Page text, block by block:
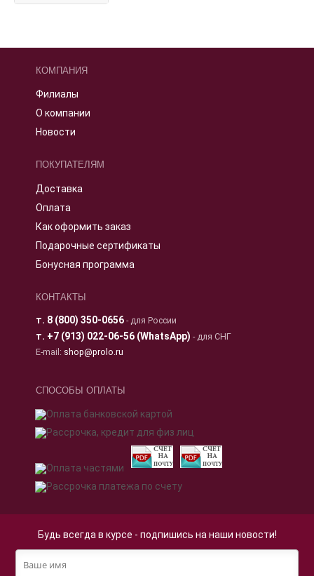
КОМПАНИЯ
Филиалы
О компании
Новости
ПОКУПАТЕЛЯМ
Доставка
Оплата
Как оформить заказ
Подарочные сертификаты
Бонусная программа
КОНТАКТЫ
т. 8 (800) 350-0656- для России
т. +7 (913) 022-06-56 (WhatsApp) - для СНГ
E-mail: shop@prolo.ru
СПОСОБЫ ОПЛАТЫ
Будь всегда в курсе - подпишись на наши новости!